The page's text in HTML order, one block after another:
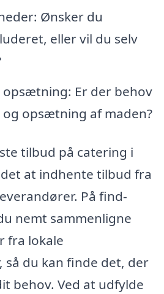
Ønsker du
eller vil du selv
Er der behov
opsætning af maden?
tilbud på catering i
at indhente tilbud fra
På find-
nemt sammenligne
fra lokale
så du kan finde det, der
behov. Ved at udfylde